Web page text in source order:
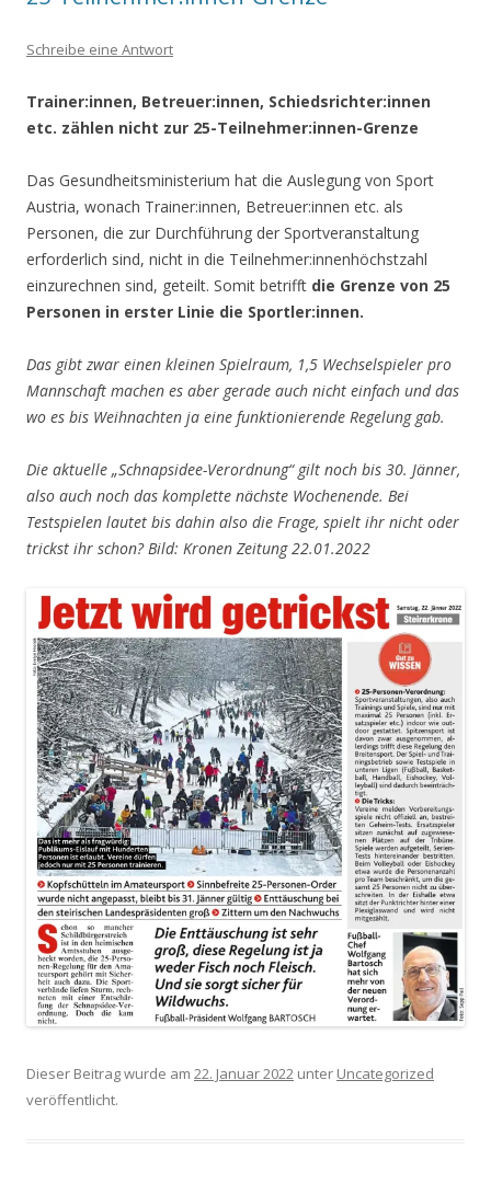
Schreibe eine Antwort
Trainer:innen, Betreuer:innen, Schiedsrichter:innen
etc. zählen nicht zur 25-Teilnehmer:innen-Grenze
Das Gesundheitsministerium hat die Auslegung von Sport
Austria, wonach Trainer:innen, Betreuer:innen etc. als
Personen, die zur Durchführung der Sportveranstaltung
erforderlich sind, nicht in die Teilnehmer:innenhöchstzahl
einzurechnen sind, geteilt. Somit betrifft die Grenze von 25
Personen in erster Linie die Sportler:innen.
Das gibt zwar einen kleinen Spielraum, 1,5 Wechselspieler pro
Mannschaft machen es aber gerade auch nicht einfach und das
wo es bis Weihnachten ja eine funktionierende Regelung gab.
Die aktuelle „Schnapsidee-Verordnung“ gilt noch bis 30. Jänner,
also auch noch das komplette nächste Wochenende. Bei
Testspielen lautet bis dahin also die Frage, spielt ihr nicht oder
trickst ihr schon? Bild: Kronen Zeitung 22.01.2022
Dieser Beitrag wurde am 22. Januar 2022 unter Uncategorized
veröffentlicht.